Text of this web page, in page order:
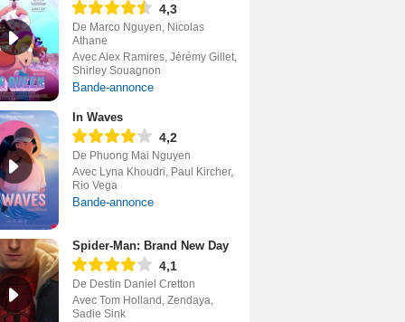
4,3
De Marco Nguyen, Nicolas
Athane
Avec Alex Ramires, Jérémy Gillet,
Shirley Souagnon
Bande-annonce
In Waves
4,2
De Phuong Mai Nguyen
Avec Lyna Khoudri, Paul Kircher,
Rio Vega
Bande-annonce
Spider-Man: Brand New Day
4,1
De Destin Daniel Cretton
Avec Tom Holland, Zendaya,
Sadie Sink